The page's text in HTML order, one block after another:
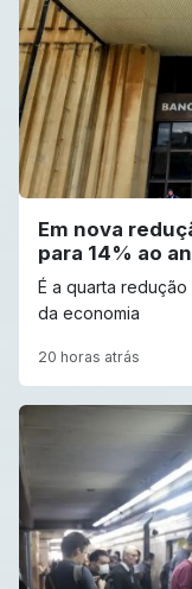
Em nova
para 14% ao
É a quarta
da economia
20 horas atrás